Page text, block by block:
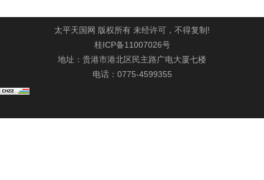
太平天国网 版权所有 未经许可，不得复制!
桂ICP备11007026号
地址：贵港市港北区民主路广电大厦七楼
电话：0775-4599355